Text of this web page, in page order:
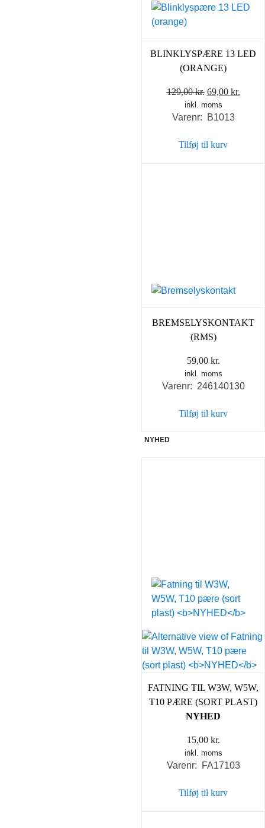
BLINKLYSPÆRE 13 LED
(ORANGE)
129,00kr. Den
oprindelige
pris
129,00 kr..
69,00 kr.
inkl. moms
Varenr: B1013
Tilføj til kurv
BREMSELYSKONTAKT
(RMS)
59,00 kr.
inkl. moms
Varenr: 246140130
Tilføj til kurv
NYHED
FATNING TIL W3W, W5W,
T10 PÆRE (SORT PLAST)
NYHED
15,00 kr.
inkl. moms
Varenr: FA17103
Tilføj til kurv